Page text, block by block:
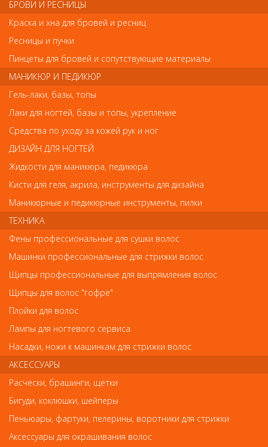
Напишите свой отзыв
Комментарий
Имя
Обратите внимание
Внешний вид товара «0667 RuNail Ванночка под жидкость для
снятия искусственных ногтей» может отличаться от фотографий
на сайте. Несовпадение внешнего вида и комплектности
реального товара с фотографиями и описанием на сайте не
является показателем ненадлежащего качества товара.
Так же советуем посмотреть
БРОВИ И РЕСНИЦЫ
Краска и хна для бровей и ресниц
Ресницы и пучки
Пинцеты для бровей и сопутствующие материалы
МАНИКЮР И ПЕДИКЮР
Гель-лаки, базы, топы
Лаки для ногтей, базы и топы, укрепление
Средства по уходу за кожей рук и ног
ДИЗАЙН ДЛЯ НОГТЕЙ
Жидкости для маникюра, педикюра
Кисти для геля, акрила, инструменты для дизайна
Маникюрные и педикюрные инструменты, пилки
ТЕХНИКА
Фены профессиональные для сушки волос
Машинки профессиональные для стрижки волос
Щипцы профессиональные для выпрямления волос
Щипцы для волос "гофре"
Плойки для волос
Лампы для ногтевого сервиса
Насадки, ножи к машинкам для стрижки волос
АКСЕССУАРЫ
Расчески, брашинги, щетки
Бигуди, коклюшки, шейперы
Пеньюары, фартуки, пелерины, воротники для стрижки
Аксессуары для окрашивания волос